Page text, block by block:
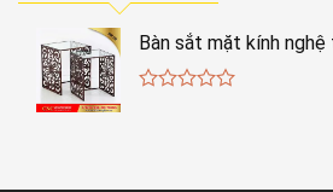
Bàn sắt mặt kính